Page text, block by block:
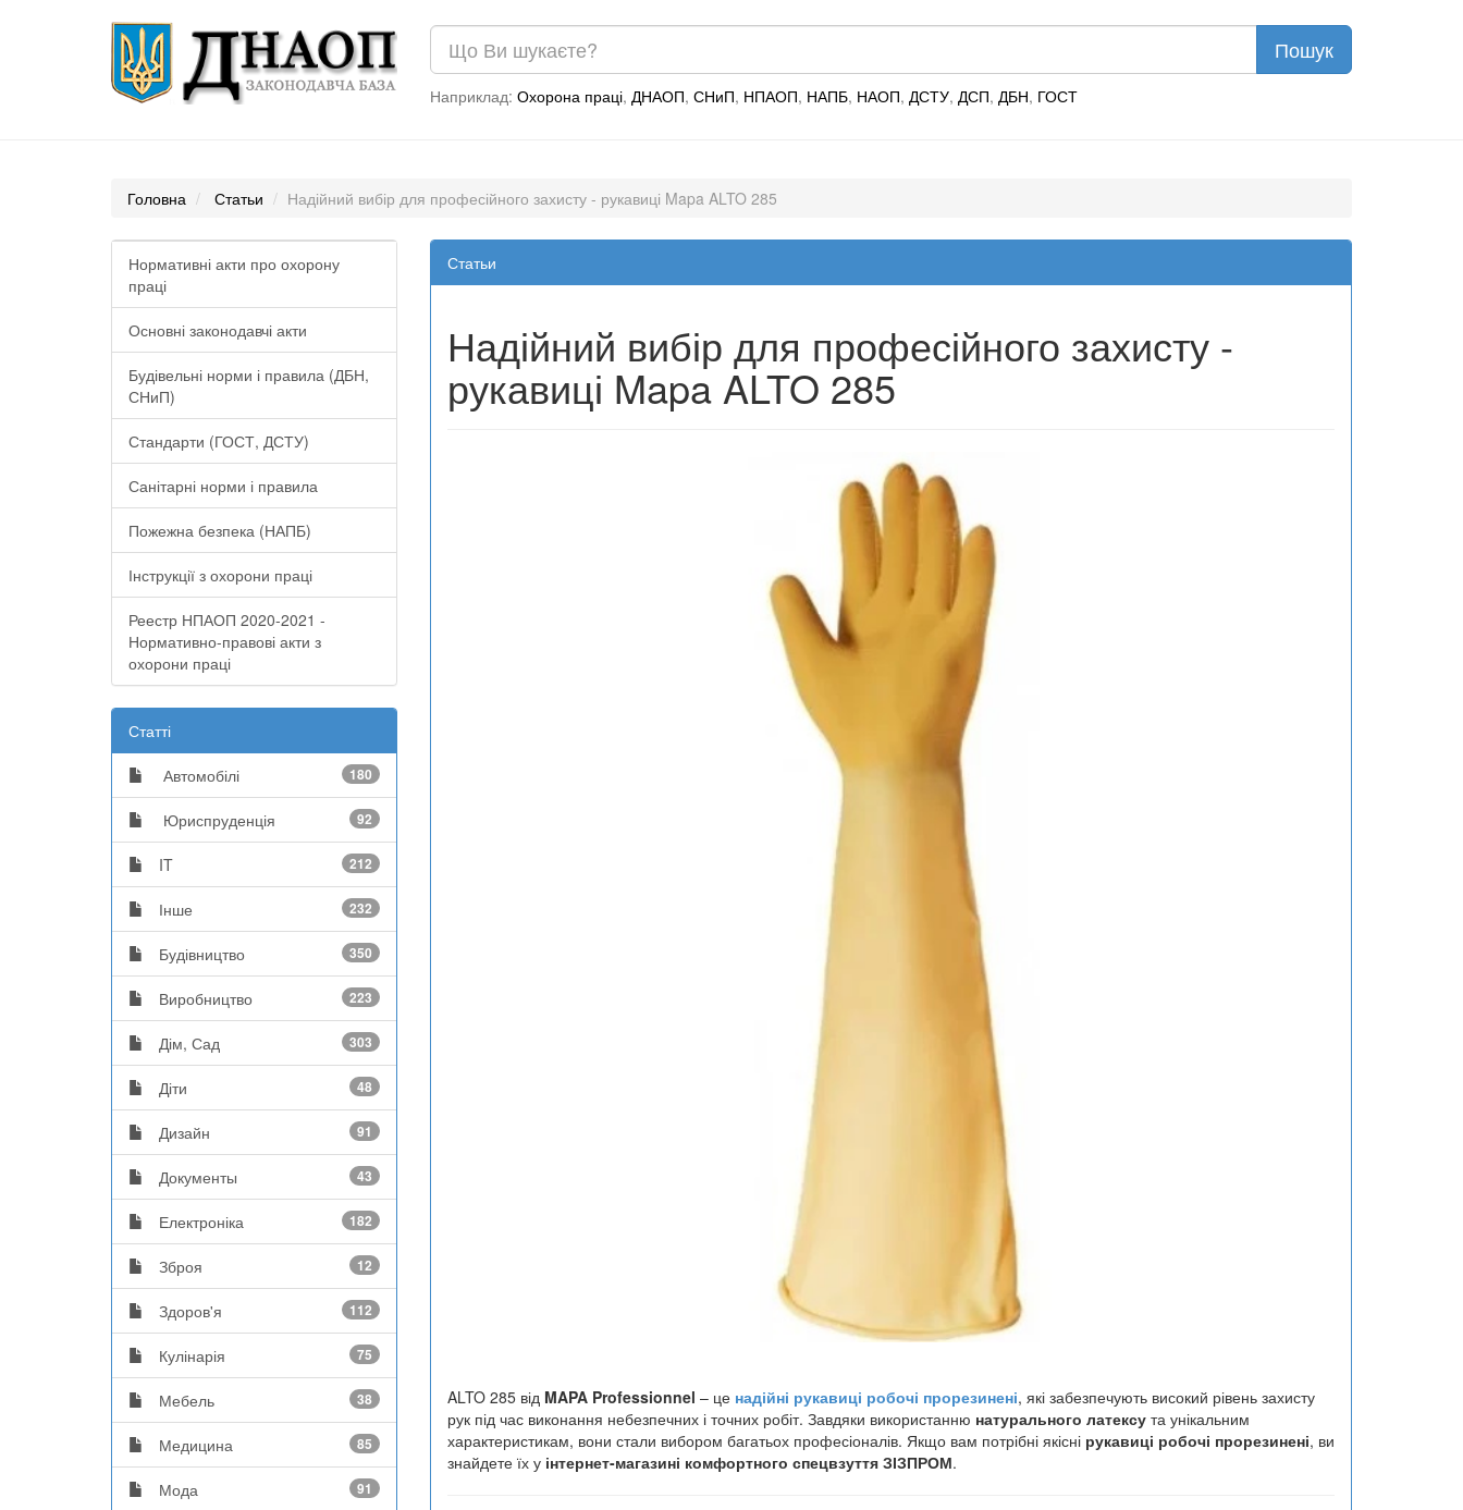
Наприклад: Охорона праці, ДНАОП, СНиП, НПАОП, НАПБ, НАОП, ДСТУ, ДСП, ДБН, ГОСТ
Головна Статьи Надійний вибір для професійного захисту - рукавиці Mapa ALTO 285
Нормативні акти про охорону
праці
Основні законодавчі акти
Будівельні норми і правила (ДБН,
СНиП)
Стандарти (ГОСТ, ДСТУ)
Санітарні норми і правила
Пожежна безпека (НАПБ)
Інструкції з охорони праці
Реестр НПАОП 2020-2021 -
Нормативно-правові акти з
охорони праці
Статті
Автомобілі 180
Юриспруденція 92
IT 212
Інше 232
Будівництво 350
Виробництво 223
Дім, Сад 303
Діти 48
Дизайн 91
Документы 43
Електроніка 182
Зброя 12
Здоров'я 112
Кулінарія 75
Мебель 38
Медицина 85
Мода 91
Статьи
Надійний вибір для професійного захисту -
рукавиці Mapa ALTO 285
ALTO 285 від MAPA Professionnel – це надійні рукавиці робочі прорезинені, які забезпечують високий рівень захисту
рук під час виконання небезпечних і точних робіт. Завдяки використанню натурального латексута унікальним
характеристикам, вони стали вибором багатьох професіоналів. Якщо вам потрібні якісні рукавиці робочі прорезинені, ви
знайдете їх у інтернет-магазині комфортного спецвзуття ЗІЗПРОМ.